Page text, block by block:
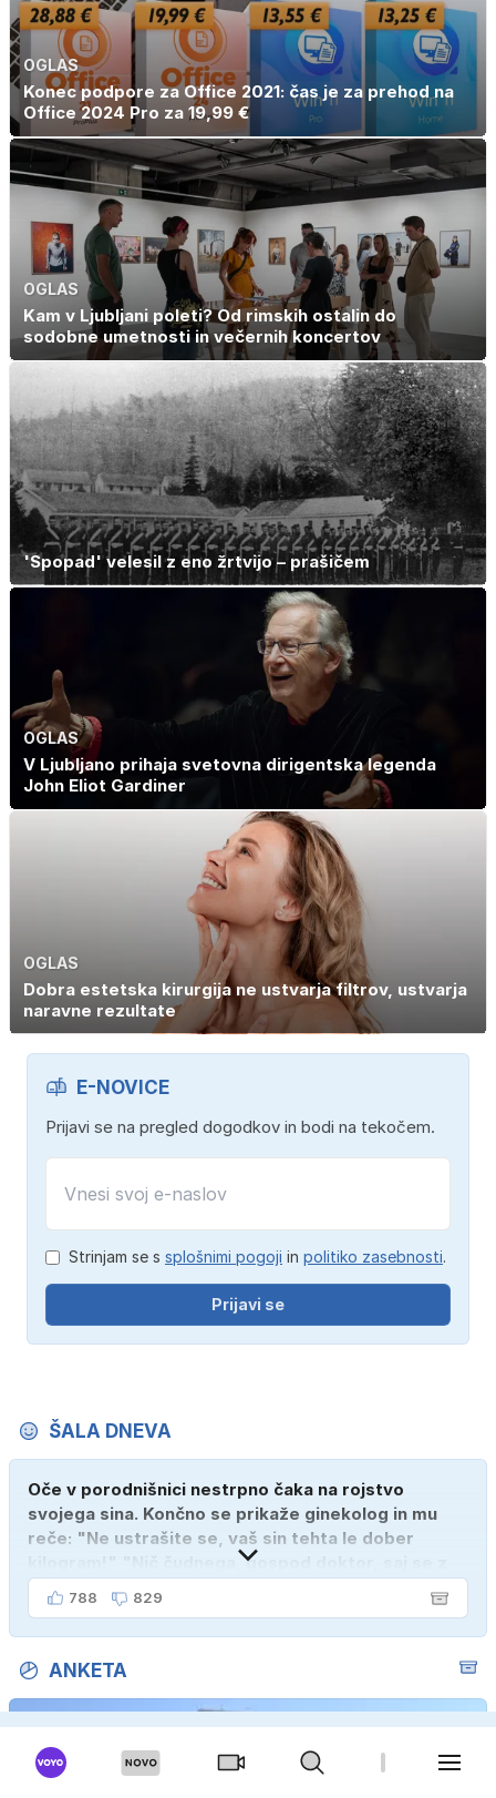
OGLAS
Konec podpore za Office 2021: čas je za prehod na
Office 2024 Pro za 19,99 €
OGLAS
Kam v Ljubljani poleti? Od rimskih ostalin do
sodobne umetnosti in večernih koncertov
'Spopad' velesil z eno žrtvijo – prašičem
OGLAS
V Ljubljano prihaja svetovna dirigentska legenda
John Eliot Gardiner
OGLAS
Dobra estetska kirurgija ne ustvarja filtrov, ustvarja
naravne rezultate
E-NOVICE
Prijavi se na pregled dogodkov in bodi na tekočem.
Strinjam se s splošnimi pogoji in politiko zasebnosti.
Prijavi se
ŠALA DNEVA
Oče v porodnišnici nestrpno čaka na rojstvo
svojega sina. Končno se prikaže ginekolog in mu
reče: "Ne ustrašite se, vaš sin tehta le dober
kilogram!" "Nič čudnega, gospod doktor, saj se z
ženo poznava šele tri mesece."
788 829
ANKETA